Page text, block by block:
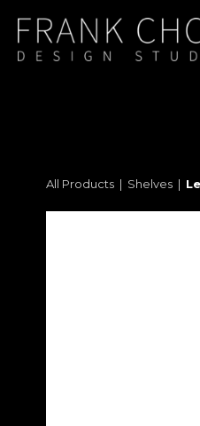
All Products
  |
Shelves |